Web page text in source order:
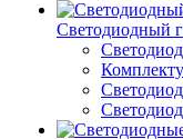
Светодиодный